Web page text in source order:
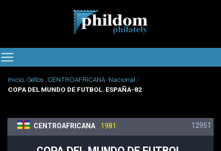
Inicio Sellos CENTROAFRICANA Nacional
COPA DEL MUNDO DE FUTBOL. ESPAÑA-82
CENTROAFRICANA 1981 12951